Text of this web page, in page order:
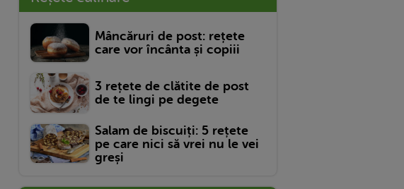
Mâncăruri de post: rețete
care vor încânta și copiii
3 rețete de clătite de post
de te lingi pe degete
Salam de biscuiți: 5 rețete
pe care nici să vrei nu le vei
greși